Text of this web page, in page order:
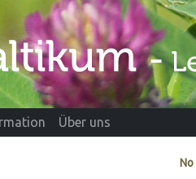
Über uns
No